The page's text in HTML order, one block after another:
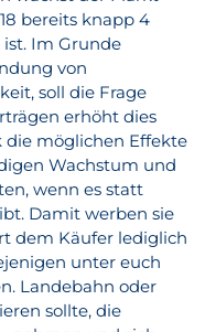
bereits knapp 4
Im Grunde
von
soll die Frage
erhöht dies
die möglichen Effekte
Wachstum und
wenn es statt
Damit werben sie
dem Käufer lediglich
unter euch
Landebahn oder
sollte, die